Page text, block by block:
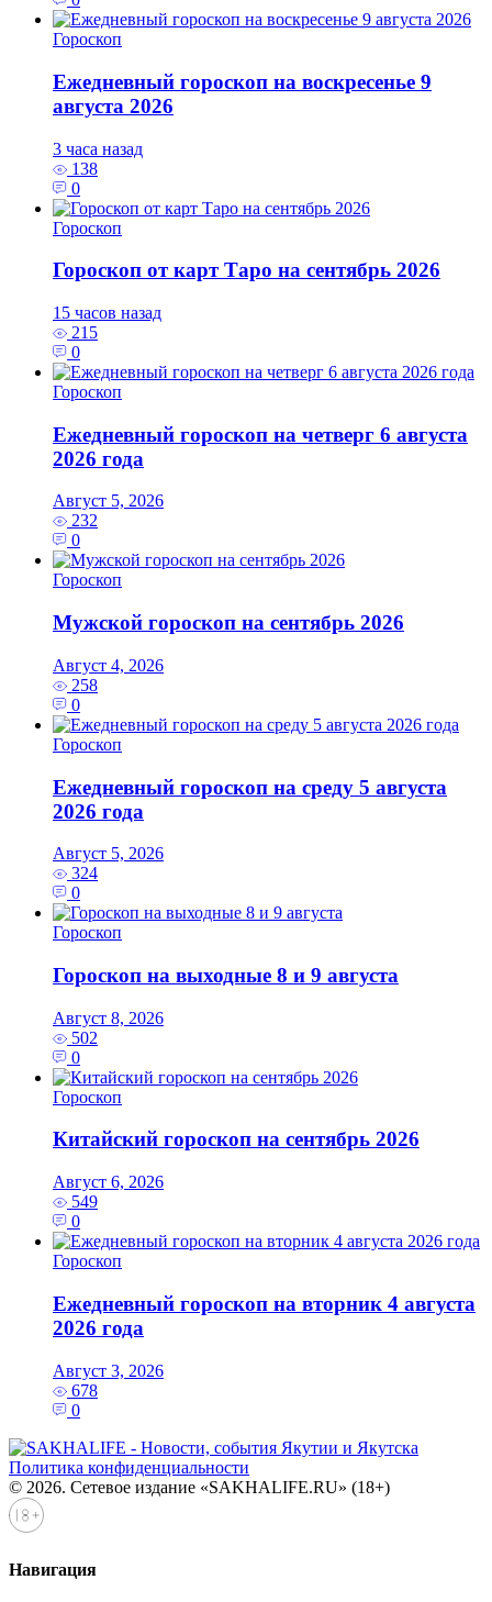
Гороскоп
Ежедневный гороскоп на воскресенье 9
августа 2026
3 часа назад
138
0
Гороскоп
Гороскоп от карт Таро на сентябрь 2026
15 часов назад
215
0
Гороскоп
Ежедневный гороскоп на четверг 6 августа
2026 года
Август 5, 2026
232
0
Гороскоп
Мужской гороскоп на сентябрь 2026
Август 4, 2026
258
0
Гороскоп
Ежедневный гороскоп на среду 5 августа
2026 года
Август 5, 2026
324
0
Гороскоп
Гороскоп на выходные 8 и 9 августа
Август 8, 2026
502
0
Гороскоп
Китайский гороскоп на сентябрь 2026
Август 6, 2026
549
0
Гороскоп
Ежедневный гороскоп на вторник 4 августа
2026 года
Август 3, 2026
678
0
Политика конфиденциальности
© 2026. Сетевое издание «SAKHALIFE.RU» (18+)
Навигация